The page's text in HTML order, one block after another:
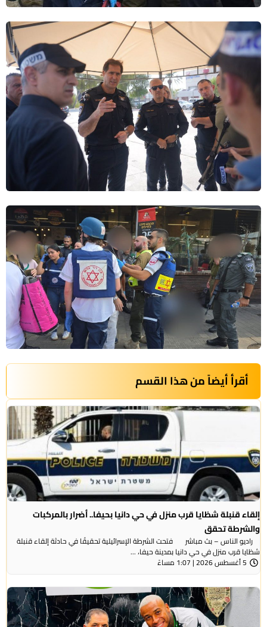
أقرأ أيضاً من هذا القسم
إلقاء قنبلة شظايا قرب منزل في حي دانيا بحيفا.. أضرار بالمركبات
والشرطة تحقق
راديو الناس – بث مباشر فتحت الشرطة الإسرائيلية تحقيقًا في حادثة إلقاء قنبلة
شظايا قرب منزل في حي دانيا بمدينة حيفا، ...
5 أغسطس 2026 | 1:07 مساءً